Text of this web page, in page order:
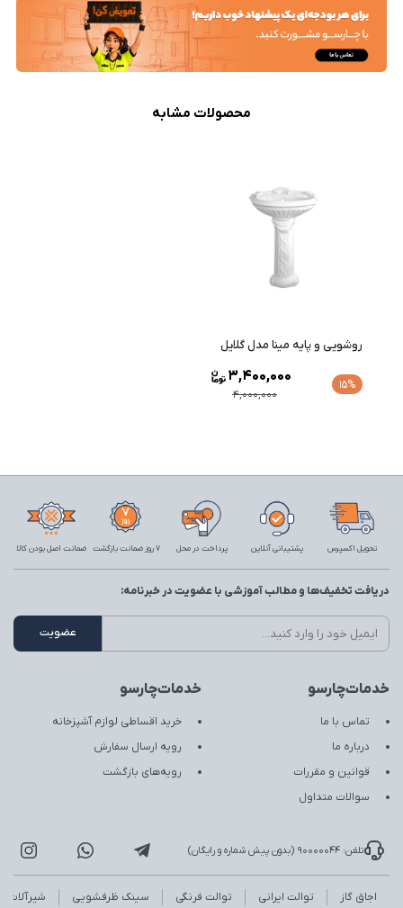
محصولات مشابه
روشویی و پایه مینا مدل گلایل
15%
4,000,000
3,400,000
تحویل اکسپرس پشتیبانی آنلاین پرداخت در محل 7 روز ضمانت بازگشت ضمانت اصل بودن کالا
خدمات‌چارسو
تماس با ما
درباره ما
قوانین و مقررات
سوالات متداول
خدمات‌چارسو
خرید اقساطی لوازم آشپزخانه
رویه ارسال سفارش
رویه‌های بازگشت
دریافت تخفیف‌ها و مطالب آموزشی با عضویت در خبرنامه:
تلفن: 90000044 (بدون پیش شماره و رایگان)
اجاق گاز توالت ایرانی توالت فرنگی سینک ظرفشویی شیرآلات